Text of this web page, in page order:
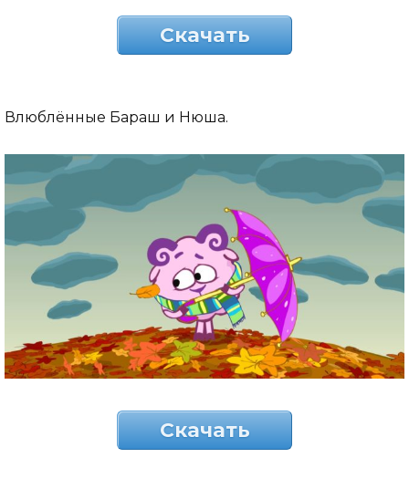
Скачать
Влюблённые Бараш и Нюша.
Скачать